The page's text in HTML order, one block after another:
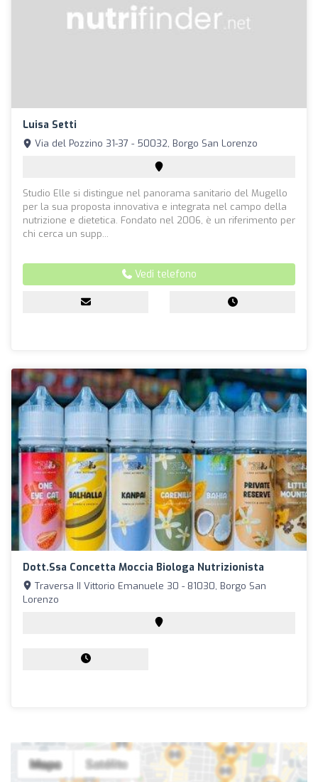
Luisa Setti
Via del Pozzino 31-37 - 50032, Borgo San Lorenzo
Studio Elle si distingue nel panorama sanitario del Mugello
per la sua proposta innovativa e integrata nel campo della
nutrizione e dietetica. Fondato nel 2006, è un riferimento per
chi cerca un supp...
Vedi telefono
Dott.ssa Concetta Moccia Biologa Nutrizionista
Traversa II Vittorio Emanuele 30 - 81030, Borgo San
Lorenzo